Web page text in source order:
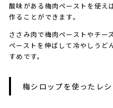
酸味がある梅肉ペーストを使え
作ることができます。
ささみ肉で梅肉ペーストやチー
ペーストを伸ばして冷やしうど
すめです。
梅シロップを使ったレシ